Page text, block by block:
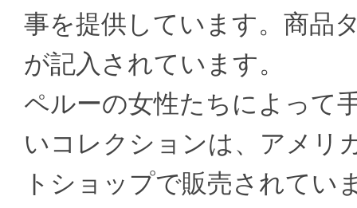
事を提供しています。商品
が記入されています。
ペルーの女性たちによって
いコレクションは、アメリ
トショップで販売されてい